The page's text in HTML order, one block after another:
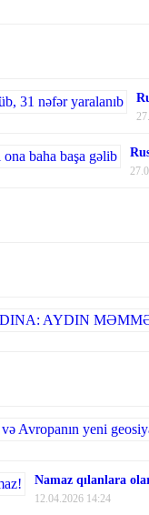
Namaz qılanlara
12.04.2026 14:24